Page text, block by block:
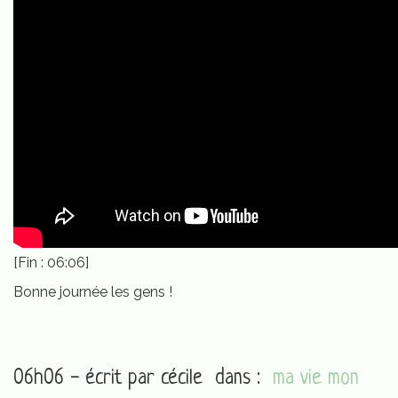
[Fin : 06:06]
Bonne journée les gens !
06h06 - écrit par cécile dans : ma vie mon